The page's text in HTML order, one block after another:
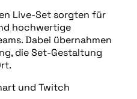
Live-Set sorgten für
hochwertige
Dabei übernahmen
die Set-Gestaltung
und Twitch